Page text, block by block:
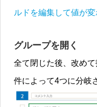
ルドを編集して値が
グループを開く
全て閉じた後、改め
件によって4つに分岐